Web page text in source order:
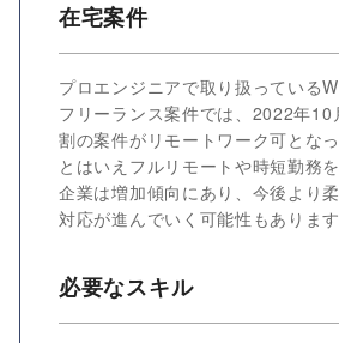
在宅案件
プロエンジニアで取り扱っている
フリーランス案件では、2022年10
割の案件がリモートワーク可となっ
とはいえフルリモートや時短勤務
企業は増加傾向にあり、今後より
対応が進んでいく可能性もあります
必要なスキル